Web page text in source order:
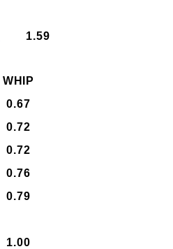
1.59
WHIP
0.67
0.72
0.72
0.76
0.79
1.00